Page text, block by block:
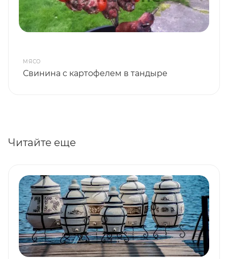
МЯСО
Свинина с картофелем в тандыре
Читайте еще